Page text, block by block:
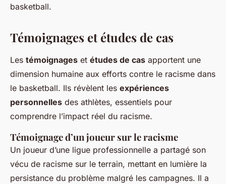
basketball.
Témoignages et études de cas
Les témoignages et études de cas apportent une
dimension humaine aux efforts contre le racisme dans
le basketball. Ils révèlent les expériences
personnelles des athlètes, essentiels pour
comprendre l’impact réel du racisme.
Témoignage d’un joueur sur le racisme
Un joueur d’une ligue professionnelle a partagé son
vécu de racisme sur le terrain, mettant en lumière la
persistance du problème malgré les campagnes. Il a